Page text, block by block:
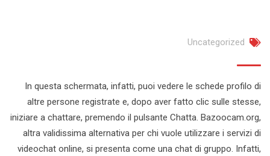
Uncategorized
In questa schermata, infatti, puoi vedere le schede profilo di
altre persone registrate e, dopo aver fatto clic sulle stesse,
iniziare a chattare, premendo il pulsante Chatta. Bazoocam.org,
altra validissima alternativa per chi vuole utilizzare i servizi di
videochat online, si presenta come una chat di gruppo. Infatti,